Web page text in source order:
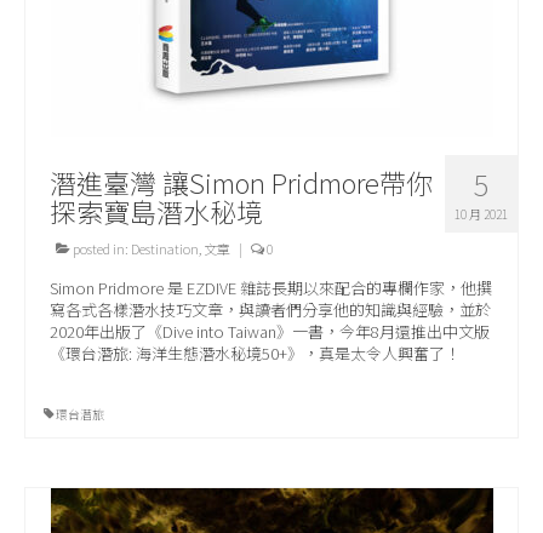
5
10 月 2021
潛進臺灣 讓Simon Pridmore帶你
探索寶島潛水秘境
posted in: Destination 文章 | 0
Simon Pridmore 是 EZDIVE 雜誌長期以來配合的專欄作家，他撰
寫各式各樣潛水技巧文章，與讀者們分享他的知識與經驗，並於
2020年出版了《Dive into Taiwan》一書，今年8月還推出中文版
《環台潛旅: 海洋生態潛水秘境50+》，真是太令人興奮了！
環台潛旅